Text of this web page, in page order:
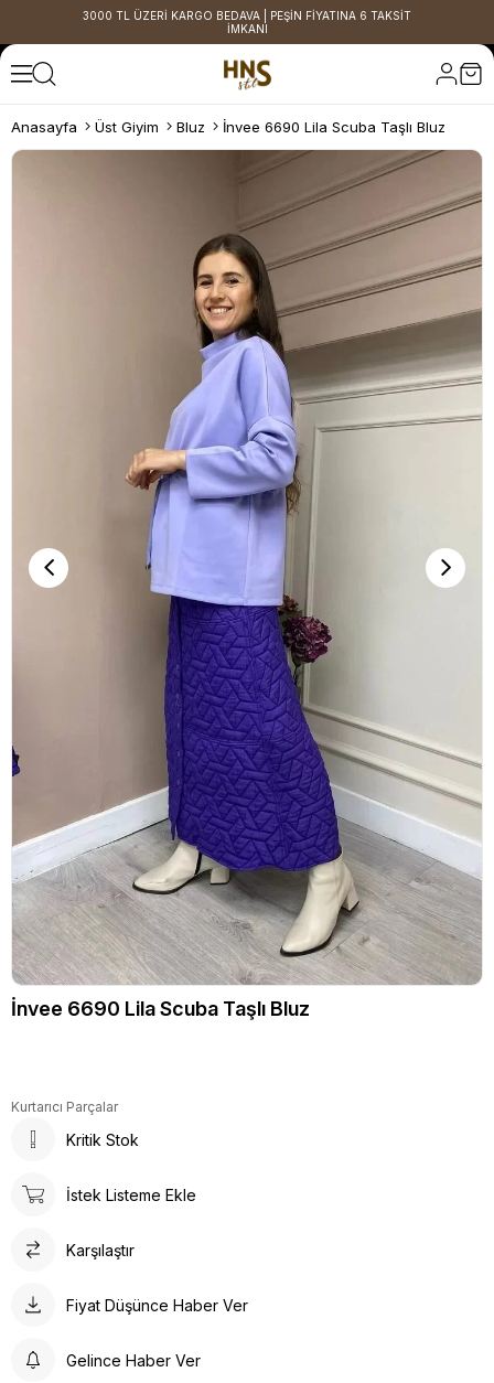
3000 TL ÜZERİ KARGO BEDAVA | PEŞİN FİYATINA 6 TAKSİT
İMKANI
Anasayfa Üst Giyim Bluz İnvee 6690 Lila Scuba Taşlı Bluz
İnvee 6690 Lila Scuba Taşlı Bluz
Kurtarıcı Parçalar
Kritik Stok
İstek Listeme Ekle
Karşılaştır
Fiyat Düşünce Haber Ver
Gelince Haber Ver